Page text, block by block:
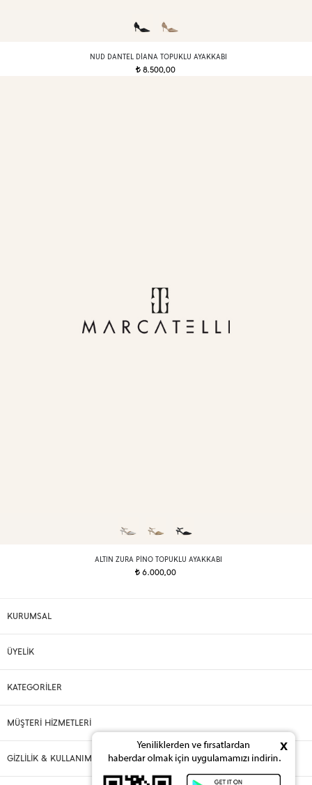
NUD DANTEL DIANA TOPUKLU AYAKKABI
t8.500,00
ALTIN ZURA PINO TOPUKLU AYAKKABI
t6.000,00
KURUMSAL
ÜYELİK
KATEGORİLER
MÜŞTERİ HİZMETLERİ
GİZLİLİK & KULLANIM
x